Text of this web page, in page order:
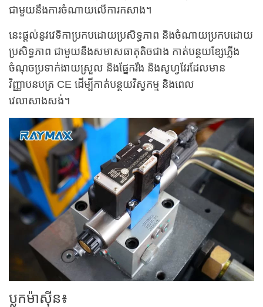
ជាមួយនឹងការចំណាយលើការកសាង។
នេះផ្តល់នូវវេទិកាប្រកបដោយប្រសិទ្ធភាព និងចំណាយប្រកបដោយ
ប្រសិទ្ធភាព ជាមួយនឹងសមាសធាតុតិចជាង កាត់បន្ថយខ្សែភ្លើង
ចំណុចប្រទាក់ងាយស្រួល និងផ្នែករឹង និងសូហ្វវែរដែលមាន
វិញ្ញាបនបត្រ CE ដើម្បីកាត់បន្ថយវិស្វកម្ម និងពេល
វេលាសាងសង់។
ប្លុកម៉ាស៊ីន៖